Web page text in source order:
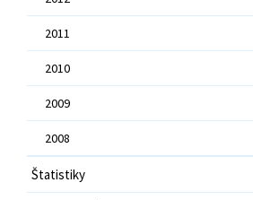
2011
2010
2009
2008
Štatistiky